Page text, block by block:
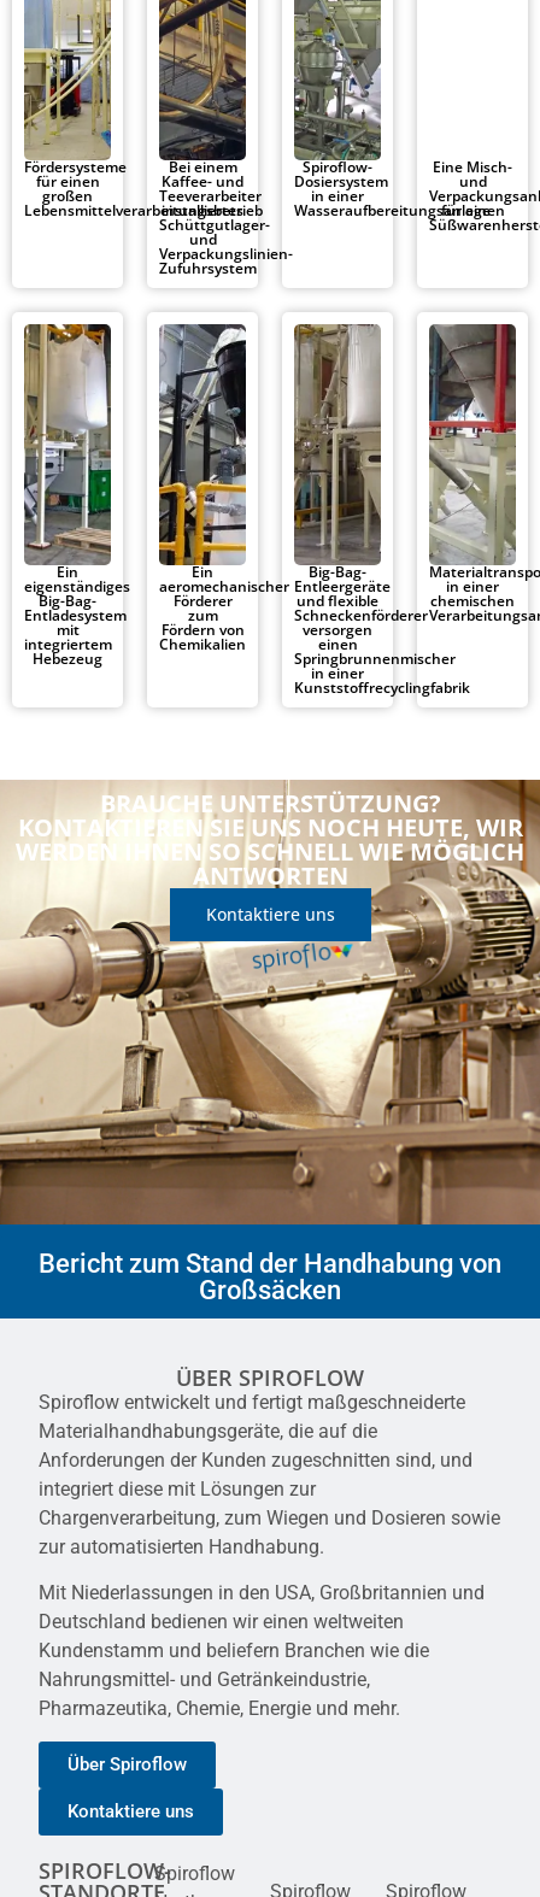
Fördersysteme
für einen
großen
Lebensmittelverarbeitungsbetrieb
Bei einem
Kaffee- und
Teeverarbeiter
installiertes
Schüttgutlager-
und
Verpackungslinien-
Zufuhrsystem
Spiroflow-
Dosiersystem
in einer
Wasseraufbereitungsanlage
Eine Misch-
und
für einen
Ein
eigenständiges
Big-Bag-
Entladesystem
mit
integriertem
Hebezeug
Ein
aeromechanischer
Förderer
zum
Fördern von
Chemikalien
Big-Bag-
Entleergeräte
und flexible
Schneckenförderer
versorgen
einen
Springbrunnenmischer
in einer
Kunststoffrecyclingfabrik
in einer
chemischen
BRAUCHE UNTERSTÜTZUNG?
KONTAKTIEREN SIE UNS NOCH HEUTE, WIR
WERDEN IHNEN SO SCHNELL WIE MÖGLICH
ANTWORTEN
Kontaktiere uns
Bericht zum Stand der Handhabung von
Großsäcken
ÜBER SPIROFLOW
Spiroflow entwickelt und fertigt maßgeschneiderte
Materialhandhabungsgeräte, die auf die
Anforderungen der Kunden zugeschnitten sind, und
integriert diese mit Lösungen zur
Chargenverarbeitung, zum Wiegen und Dosieren sowie
zur automatisierten Handhabung.
Mit Niederlassungen in den USA, Großbritannien und
Deutschland bedienen wir einen weltweiten
Kundenstamm und beliefern Branchen wie die
Nahrungsmittel- und Getränkeindustrie,
Pharmazeutika, Chemie, Energie und mehr.
Über Spiroflow
Kontaktiere uns
SPIROFLOW-Spiroflow
Spiroflow Spiroflow